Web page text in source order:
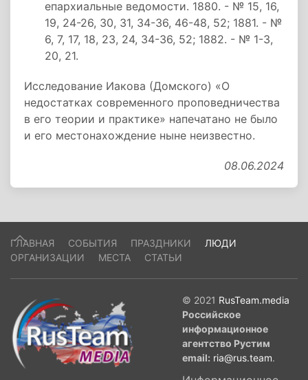
епархиальные ведомости. 1880. - № 15, 16,
19, 24-26, 30, 31, 34-36, 46-48, 52; 1881. - №
6, 7, 17, 18, 23, 24, 34-36, 52; 1882. - № 1-3,
20, 21.
Исследование Иакова (Домского) «О
недостатках современного проповедничества
в его теории и практике» напечатано не было
и его местонахождение ныне неизвестно.
08.06.2024
ГЛАВНАЯ СОБЫТИЯ ПРАЗДНИКИ
ЛЮДИ
ОРГАНИЗАЦИИ
МЕСТА СТАТЬИ
© 2021 RusTeam.media
Российское
информационное
агентство Рустим
email: ria@rus.team.